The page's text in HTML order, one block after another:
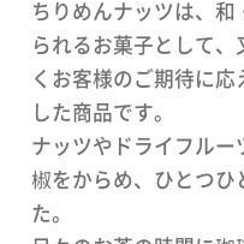
ちりめんナッツは、
られるお菓子として
くお客様のご期待に
した商品です。
ナッツやドライフルー
椒をからめ、ひとつひ
た。